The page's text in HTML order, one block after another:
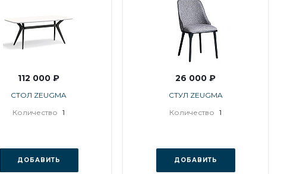
112 000 ₽
СТОЛ ZEUGMA
Количество 1
ДОБАВИТЬ
26 000 ₽
СТУЛ ZEUGMA
Количество 1
ДОБАВИТЬ